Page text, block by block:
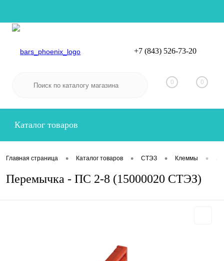
Вход
+7 (843) 526-73-20
0 0
Каталог товаров
Главная страница • Каталог товаров • СТЭЗ • Клеммы •
Перемычка - ПС 2-8 (15000020 СТЭЗ)